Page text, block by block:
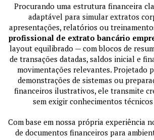
Procurando uma estrutura financeira
adaptável para simular extratos
apresentações, relatórios ou
profissional de extrato bancário
layout equilibrado — com blocos de
de transações datadas, saldos inicial e
movimentações relevantes. Projetado
demonstrações de sistemas ou
financeiros ilustrativos, ele transmite
sem exigir conhecimentos
Com base em nossa própria experiência
de documentos financeiros para